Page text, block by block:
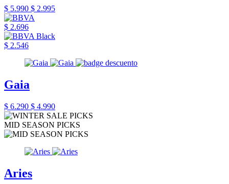
$ 5.990 $ 2.995
$ 2.696
$ 2.546
Gaia
$ 6.290 $ 4.990
MID SEASON PICKS
Aries